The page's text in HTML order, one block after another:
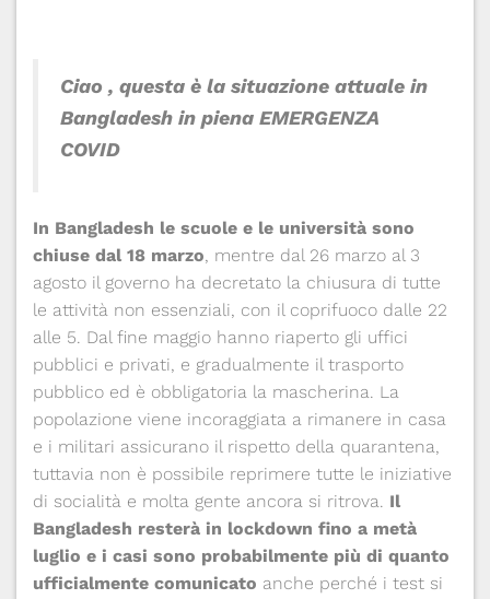
Ciao , questa è la situazione attuale in
Bangladesh in piena EMERGENZA
COVID
In Bangladesh le scuole e le università sono
chiuse dal 18 marzo, mentre dal 26 marzo al 3
agosto il governo ha decretato la chiusura di tutte
le attività non essenziali, con il coprifuoco dalle 22
alle 5. Dal fine maggio hanno riaperto gli uffici
pubblici e privati, e gradualmente il trasporto
pubblico ed è obbligatoria la mascherina. La
popolazione viene incoraggiata a rimanere in casa
e i militari assicurano il rispetto della quarantena,
tuttavia non è possibile reprimere tutte le iniziative
di socialità e molta gente ancora si ritrova. Il
Bangladesh resterà in lockdown fino a metà
luglio e i casi sono probabilmente più di quanto
ufficialmente comunicato anche perché i test si